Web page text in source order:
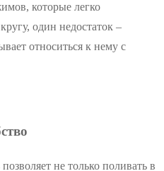
которые легко
один недостаток –
относиться к нему с
не только поливать в